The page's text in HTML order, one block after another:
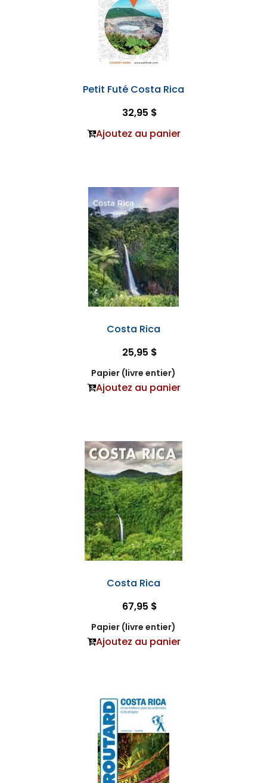
Petit Futé Costa Rica
32,95 $
Ajoutez au panier
Costa Rica
25,95 $
Papier (livre entier)
Ajoutez au panier
Costa Rica
67,95 $
Papier (livre entier)
Ajoutez au panier